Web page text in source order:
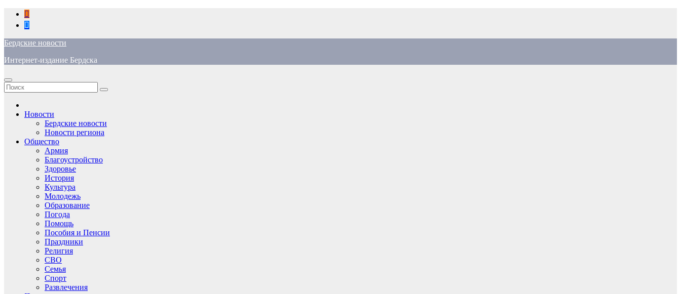
Перейти
содержимому
Бердские новости
Интернет-издание Бердска
Новости
Бердские новости
Новости региона
Общество
Армия
Благоустройство
Здоровье
История
Культура
Молодежь
Образование
Погода
Помощь
Пособия и Пенсии
Праздники
Религия
СВО
Семья
Спорт
Развлечения